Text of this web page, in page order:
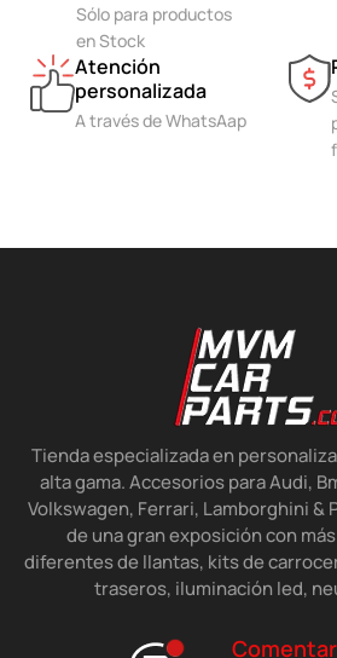
Sólo para productos
en Stock
Atención
personalizada
A través de WhatsAap
Tienda especializada en
alta gama. Accesorios para Audi,
Volkswagen, Ferrari, Lamborghini &
de una gran exposición con
diferentes de llantas, kits de
traseros, iluminación led,